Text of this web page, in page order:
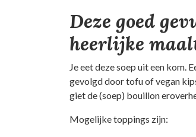
Deze goed
heerlijke
Je eet deze soep uit een kom.
gevolgd door tofu of vegan
giet de (soep) bouillon
Mogelijke toppings zijn: